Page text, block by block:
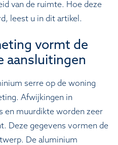
van de ruimte. Hoe deze
leest u in dit artikel.
vormt de
aansluitingen
serre op de woning
Afwijkingen in
en muurdikte worden zeer
Deze gegevens vormen de
De aluminium